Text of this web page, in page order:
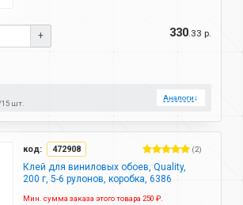
+ 330.33 р.
15 шт.
Аналоги↓
код: 472908 (2)
Клей для виниловых обоев, Quality,
200 г, 5-6 рулонов, коробка, 6386
Мин. сумма заказа этого товара 250 ₽.